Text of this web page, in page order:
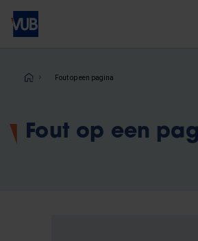
Overslaan
naar
inhoudKruimelpad
Fout op een pagina
Fout op een